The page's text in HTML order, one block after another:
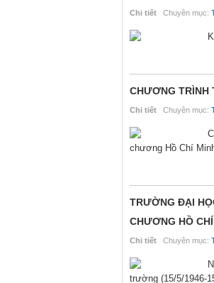
Chi tiết Chuyên mục:
CHƯƠNG TRÌNH
Chi tiết Chuyên mục:
chương Hồ Chí
TRƯỜNG ĐẠI
CHƯƠNG HỒ
Chi tiết Chuyên mục:
trường (15/5/1946-